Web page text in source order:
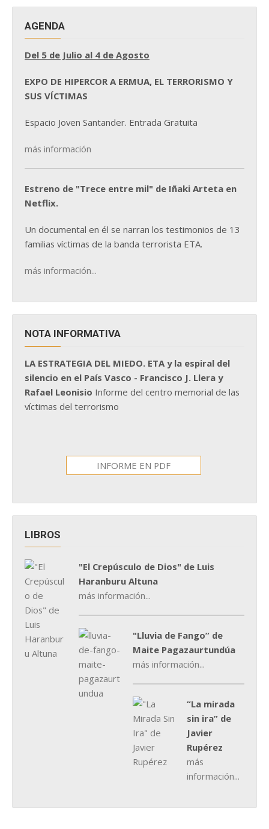
AGENDA
Del 5 de Julio al 4 de Agosto
EXPO DE HIPERCOR A ERMUA, EL TERRORISMO Y
SUS VÍCTIMAS
Espacio Joven Santander. Entrada Gratuita
más información
Estreno de "Trece entre mil" de Iñaki Arteta en
Netflix.
Un documental en él se narran los testimonios de 13
familias víctimas de la banda terrorista ETA.
más información...
NOTA INFORMATIVA
LA ESTRATEGIA DEL MIEDO. ETA y la espiral del
silencio en el País Vasco - Francisco J. Llera y
Rafael Leonisio Informe del centro memorial de las
víctimas del terrorismo
INFORME EN PDF
LIBROS
"El Crepúsculo de Dios" de Luis
Haranburu Altuna
más información...
"Lluvia de Fango” de
Maite Pagazaurtundúa
más información...
“La mirada
sin ira” de
Javier
Rupérez
más
información...